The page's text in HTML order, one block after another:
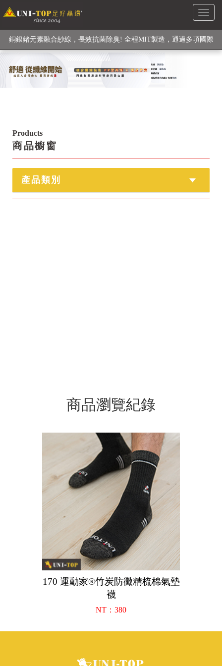
Toggle
級高性能纖維素材), 機能貼身衣物No. 1
銅銀鍺元素融合紗線，長效抗菌除臭! 全程MIT製造，通過多項國際
檢驗
【快來點我】H型銅銀纖維長效PP能量護膝! 支撐. 包覆感. 超透氣.
Products
商品櫥窗
產品類別
商品瀏覽紀錄
170 運動家®竹炭防黴精梳棉氣墊
襪
NT：380